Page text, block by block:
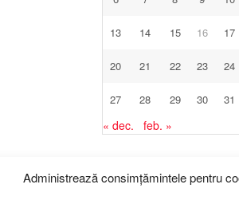
Administrează consimțămintele pentru
13 14 15 16 17
20 21 22 23 24
27 28 29 30 31
« dec. feb. »